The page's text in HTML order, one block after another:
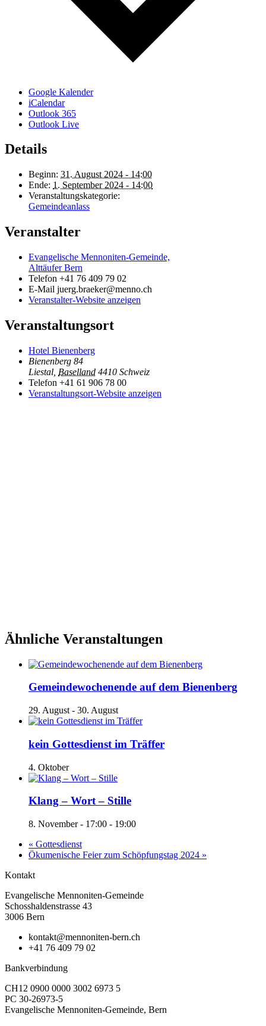
Google Kalender
iCalendar
Outlook 365
Outlook Live
Details
Beginn: 31. August 2024 - 14:00
Ende: 1. September 2024 - 14:00
Veranstaltungskategorie:
Gemeindeanlass
Veranstalter
Evangelische Mennoniten-Gemeinde,
Alttäufer Bern
Telefon +41 76 409 79 02
E-Mail juerg.braeker@menno.ch
Veranstalter-Website anzeigen
Veranstaltungsort
Hotel Bienenberg
Bienenberg 84
Liestal Baselland 4410 Schweiz
Telefon +41 61 906 78 00
Veranstaltungsort-Website anzeigen
Ähnliche Veranstaltungen
Gemeindewochenende auf dem Bienenberg
29. August - 30. August
kein Gottesdienst im Träffer
4. Oktober
Klang – Wort – Stille
8. November - 17:00 - 19:00
« Gottesdienst
Ökumenische Feier zum Schöpfungstag 2024 »
Kontakt
Evangelische Mennoniten-Gemeinde
Schosshaldenstrasse 43
3006 Bern
kontakt@mennoniten-bern.ch
+41 76 409 79 02
Bankverbindung
CH12 0900 0000 3002 6973 5
PC 30-26973-5
Evangelische Mennoniten-Gemeinde, Bern